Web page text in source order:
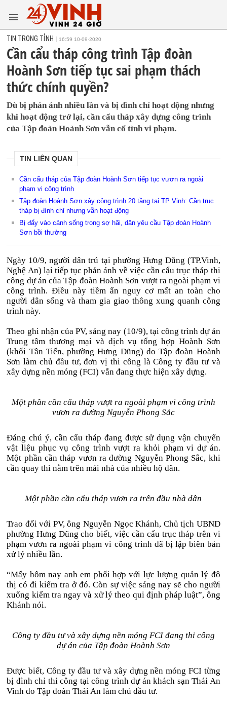
TIN TRONG TỈNH 16:59 10-09-2020
Cần cẩu tháp công trình Tập đoàn
Hoành Sơn tiếp tục sai phạm thách
thức chính quyền?
Dù bị phản ánh nhiều lần và bị đình chỉ hoạt động nhưng
khi hoạt động trở lại, cần cẩu tháp xây dựng công trình
của Tập đoàn Hoành Sơn vẫn cố tình vi phạm.
TIN LIÊN QUAN
Cần cẩu tháp của Tập đoàn Hoành Sơn tiếp tục vươn ra ngoài
phạm vi công trình
Tập đoàn Hoành Sơn xây công trình 20 tầng tại TP Vinh: Cần trục
tháp bị đình chỉ nhưng vẫn hoạt động
Bị đẩy vào cảnh sống trong sợ hãi, dân yêu cầu Tập đoàn Hoành
Sơn bồi thường
Ngày 10/9, người dân trú tại phường Hưng Dũng (TP.Vinh,
Nghệ An) lại tiếp tục phản ánh về việc cần cẩu trục tháp thi
công dự án của Tập đoàn Hoành Sơn vượt ra ngoài phạm vi
công trình. Điều này tiềm ẩn nguy cơ mất an toàn cho
người dân sống và tham gia giao thông xung quanh công
trình này.
Theo ghi nhận của PV, sáng nay (10/9), tại công trình dự án
Trung tâm thương mại và dịch vụ tổng hợp Hoành Sơn
(khối Tân Tiến, phường Hưng Dũng) do Tập đoàn Hoành
Sơn làm chủ đầu tư, đơn vị thi công là Công ty đầu tư và
xây dựng nền móng (FCI) vẫn đang thực hiện xây dựng.
Một phần cần cẩu tháp vượt ra ngoài phạm vi công trình
vươn ra đường Nguyễn Phong Sắc
Đáng chú ý, cần cẩu tháp đang được sử dụng vận chuyển
vật liệu phục vụ công trình vượt ra khỏi phạm vi dự án.
Một phần cần tháp vươn ra đường Nguyễn Phong Sắc, khi
cần quay thì nằm trên mái nhà của nhiều hộ dân.
Một phần cần cẩu tháp vươn ra trên đầu nhà dân
Trao đổi với PV, ông Nguyễn Ngọc Khánh, Chủ tịch UBND
phường Hưng Dũng cho biết, việc cần cẩu trục tháp trên vi
phạm vươn ra ngoài phạm vi công trình đã bị lập biên bản
xử lý nhiều lần.
“Mấy hôm nay anh em phối hợp với lực lượng quản lý đô
thị có đi kiểm tra ở đó. Còn sự việc sáng nay sẽ cho người
xuống kiểm tra ngay và xử lý theo qui định pháp luật”, ông
Khánh nói.
Công ty đầu tư và xây dựng nền móng FCI đang thi công
dự án của Tập đoàn Hoành Sơn
Được biết, Công ty đầu tư và xây dựng nền móng FCI từng
bị đình chỉ thi công tại công trình dự án khách sạn Thái An
Vinh do Tập đoàn Thái An làm chủ đầu tư.